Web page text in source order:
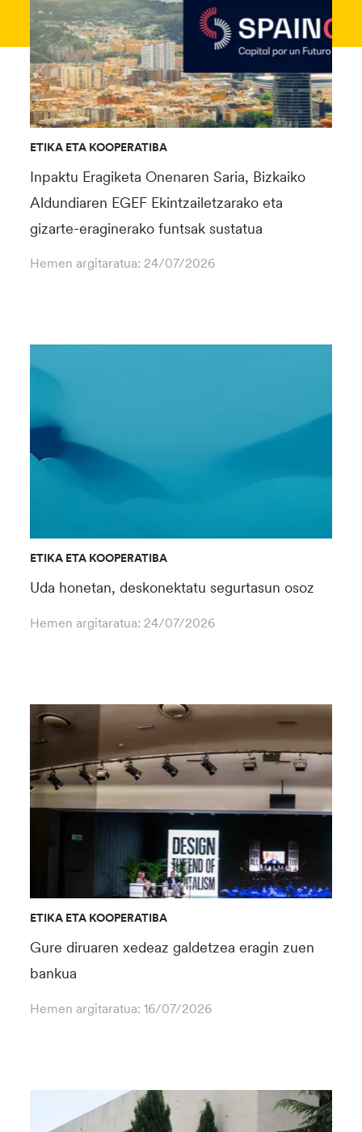
ETIKA ETA KOOPERATIBA
Inpaktu Eragiketa Onenaren Saria, Bizkaiko
Aldundiaren EGEF Ekintzailetzarako eta
gizarte-eraginerako funtsak sustatua
Hemen argitaratua: 24/07/2026
ETIKA ETA KOOPERATIBA
Uda honetan, deskonektatu segurtasun osoz
Hemen argitaratua: 24/07/2026
ETIKA ETA KOOPERATIBA
Gure diruaren xedeaz galdetzea eragin zuen
bankua
Hemen argitaratua:16/07/2026